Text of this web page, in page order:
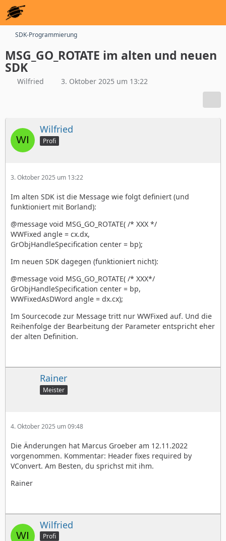
SDK-Programmierung
MSG_GO_ROTATE im alten und neuen
SDK
Wilfried 3. Oktober 2025 um 13:22
Wilfried
Profi
3. Oktober 2025 um 13:22
Im alten SDK ist die Message wie folgt definiert (und
funktioniert mit Borland):
@message void MSG_GO_ROTATE( /* XXX */
WWFixed angle = cx.dx,
GrObjHandleSpecification center = bp);
Im neuen SDK dagegen (funktioniert nicht):
@message void MSG_GO_ROTATE( /* XXX*/
GrObjHandleSpecification center = bp,
WWFixedAsDWord angle = dx.cx);
Im Sourcecode zur Message tritt nur WWFixed auf. Und die
Reihenfolge der Bearbeitung der Parameter entspricht eher
der alten Definition.
Rainer
Meister
4. Oktober 2025 um 09:48
Die Änderungen hat Marcus Groeber am 12.11.2022
vorgenommen. Kommentar: Header fixes required by
VConvert. Am Besten, du sprichst mit ihm.
Rainer
Wilfried
Profi